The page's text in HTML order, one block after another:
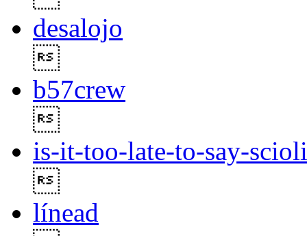
desalojo
b57crew
is-it-too-late-to-say-scioli
línead